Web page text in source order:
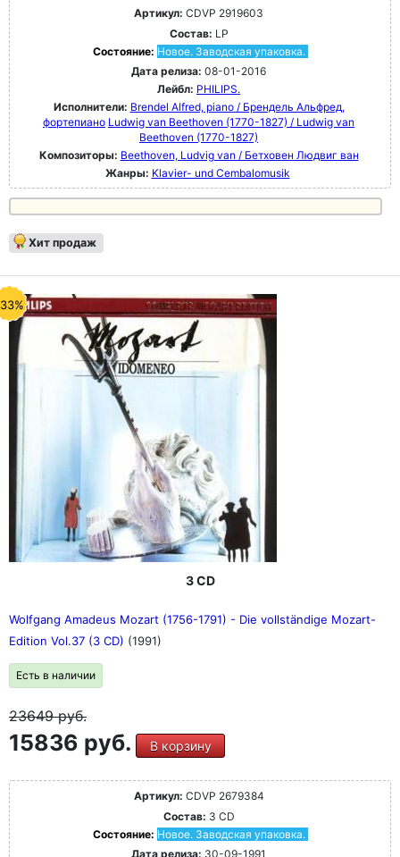
Артикул: CDVP 2919603
Состав: LP
Состояние: Новое. Заводская упаковка.
Дата релиза: 08-01-2016
Лейбл: PHILIPS.
Исполнители: Brendel Alfred, piano / Брендель Альфред,
фортепиано Ludwig van Beethoven (1770-1827) / Ludwig van
Beethoven (1770-1827)
Композиторы: Beethoven, Ludvig van / Бетховен Людвиг ван
Жанры: Klavier- und Cembalomusik
Хит продаж
3 CD
Wolfgang Amadeus Mozart (1756-1791) - Die vollständige Mozart-
Edition Vol.37 (3 CD) (1991)
Есть в наличии
23649руб.
15836 руб. В корзину
Артикул: CDVP 2679384
Состав: 3 CD
Состояние: Новое. Заводская упаковка.
Дата релиза: 30-09-1991